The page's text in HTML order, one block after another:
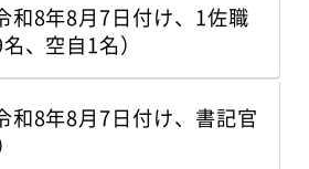
8年8月7日付け、1佐職
、空自1名）
8年8月7日付け、書記官